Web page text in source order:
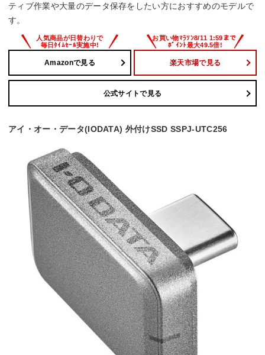
ティブ作業や大量のデータ保存をしたい方におすすめのモデルで
す。
Amazonで見る 楽天市場で見る
公式サイトで見る
アイ・オー・データ(IODATA) 外付けSSD SSPJ-UTC256